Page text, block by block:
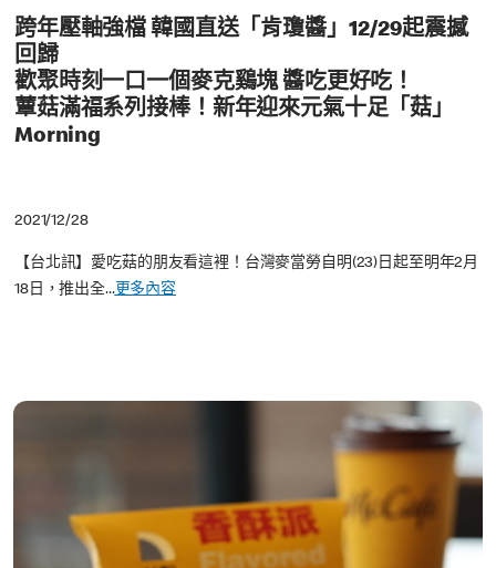
跨年壓軸強檔 韓國直送「肯瓊醬」12/29起震撼
回歸
歡聚時刻一口一個麥克鷄塊 醬吃更好吃！
蕈菇滿福系列接棒！新年迎來元氣十足「菇」
Morning
2021/12/28
【台北訊】愛吃菇的朋友看這裡！台灣麥當勞自明(23)日起至明年2月
18日，推出全...更多內容